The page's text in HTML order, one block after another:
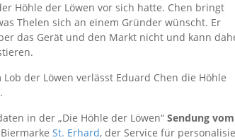
Höhle der Löwen vor sich hatte. Chen bringt
Thelen sich an einem Gründer wünscht. Er
das Gerät und den Markt nicht und kann
Lob der Löwen verlässt Eduard Chen die Höhle
in der „Die Höhle der Löwen“ Sendung
St. Erhard, der Service für